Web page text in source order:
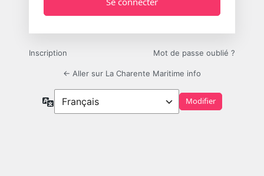
Inscription Mot de passe oublié ?
← Aller sur La Charente Maritime info
Langue